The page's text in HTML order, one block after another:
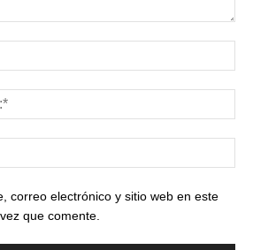
correo electrónico y sitio web en este
que comente.